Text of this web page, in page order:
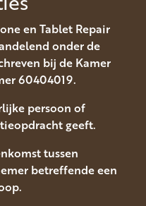
en Tablet Repair
onder de
bij de Kamer
60404019.
persoon of
geeft.
tussen
betreffende een